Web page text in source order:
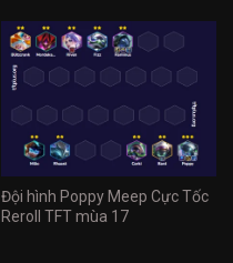
Đội hình Poppy Meep Cực Tốc
Reroll TFT mùa 17